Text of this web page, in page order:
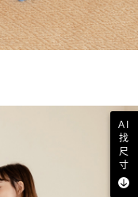
AI
找
尺
寸